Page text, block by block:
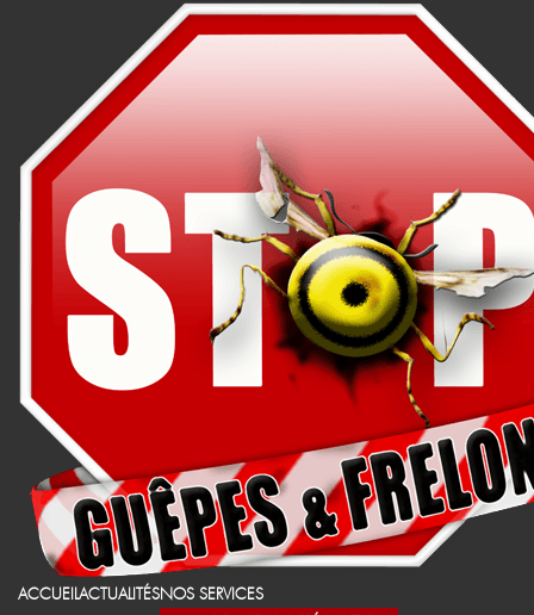
ACCUEILACTUALITÉSNOS SERVICES